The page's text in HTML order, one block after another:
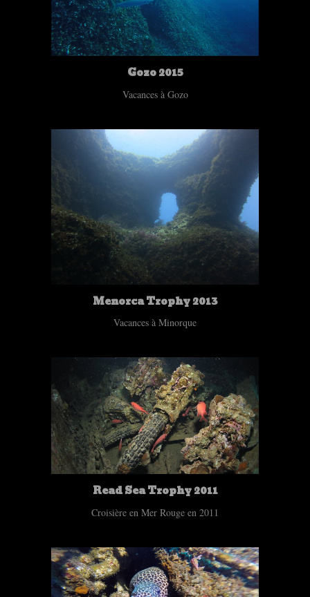
Gozo 2015
Vacances à Gozo
Menorca Trophy 2013
Vacances à Minorque
Read Sea Trophy 2011
Croisière en Mer Rouge en 2011